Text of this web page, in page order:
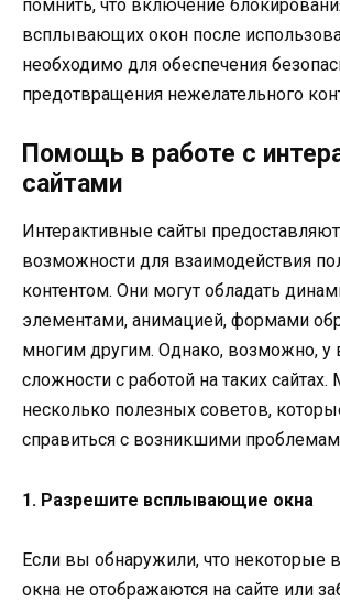
помнить, что включение
всплывающих окон после
необходимо для обеспечения
предотвращения нежелательного
Помощь в работе с
сайтами
Интерактивные сайты
возможности для взаимодействия
контентом. Они могут обладать
элементами, анимацией, формами
многим другим. Однако, возможно, у
сложности с работой на таких
несколько полезных советов,
справиться с возникшими
1. Разрешите всплывающие окна
Если вы обнаружили, что
окна не отображаются на сайте или